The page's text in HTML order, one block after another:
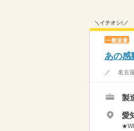
＼イチオシ!／
一般派遣
あの感
／ 名古屋
製
愛